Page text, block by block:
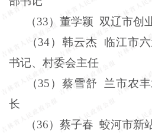
（33）董学颖 双辽市创
（34）韩云杰
临江市
书记、村委会主任
（35 ）蔡雪舒
兰市农
长
（36）蔡子春 蛟河市新